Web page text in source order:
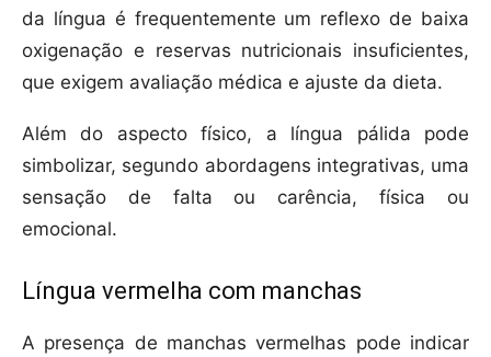
da língua é frequentemente um reflexo de baixa
oxigenação e reservas nutricionais insuficientes,
que exigem avaliação médica e ajuste da dieta.
Além do aspecto físico, a língua pálida pode
simbolizar, segundo abordagens integrativas, uma
sensação de falta ou carência, física ou
emocional.
Língua vermelha com manchas
A presença de manchas vermelhas pode indicar